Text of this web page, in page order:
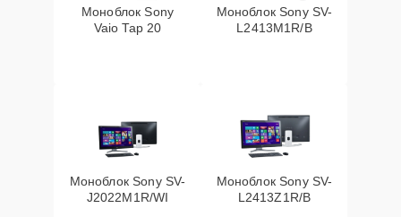
Моноблок Sony
Vaio Tap 20
Моноблок Sony SV-
L2413M1R/B
Моноблок Sony SV-
J2022M1R/WI
Моноблок Sony SV-
L2413Z1R/B